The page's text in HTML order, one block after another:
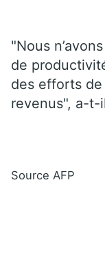
"Nous
de
des efforts
revenus", a-t-
Source AFP